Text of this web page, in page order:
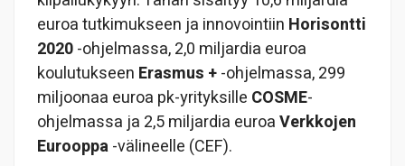
euroa tutkimukseen ja innovointiin Horisontti
2020-ohjelmassa, 2,0 miljardia euroa
koulutukseen Erasmus +-ohjelmassa, 299
miljoonaa euroa pk-yrityksille COSME-
ohjelmassa ja 2,5 miljardia euroaVerkkojen
Eurooppa-välineelle (CEF).